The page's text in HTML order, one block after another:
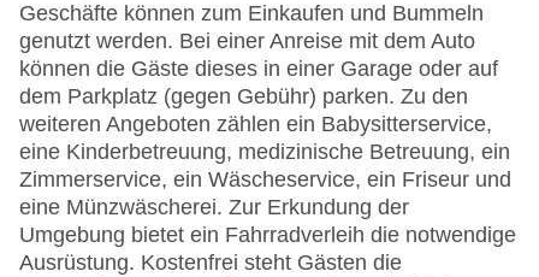
Geschäfte können zum Einkaufen und Bummeln
genutzt werden. Bei einer Anreise mit dem Auto
können die Gäste dieses in einer Garage oder auf
dem Parkplatz (gegen Gebühr) parken. Zu den
weiteren Angeboten zählen ein Babysitterservice,
eine Kinderbetreuung, medizinische Betreuung, ein
Zimmerservice, ein Wäscheservice, ein Friseur und
eine Münzwäscherei. Zur Erkundung der
Umgebung bietet ein Fahrradverleih die notwendige
Ausrüstung. Kostenfrei steht Gästen die